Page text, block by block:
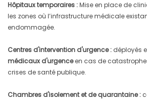
Hôpitaux temporaires :Mise en place de
les zones où l’infrastructure médicale
endommagée.
Centres d'intervention d'urgence : déployés
médicaux d'urgenceen cas de
crises de santé publique.
Chambres d'isolement et de quarantaine :